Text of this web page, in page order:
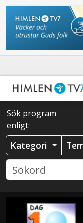
Sök program
enligt:
Kategori